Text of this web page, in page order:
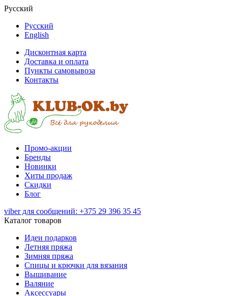
Русский
Русский
English
Дисконтная карта
Доставка и оплата
Пункты самовывоза
Контакты
Промо-акции
Бренды
Новинки
Хиты продаж
Скидки
Блог
viber для сообщений: +375 29 396 35 45
Каталог товаров
Идеи подарков
Летняя пряжа
Зимняя пряжа
Спицы и крючки для вязания
Вышивание
Валяние
Аксессуары